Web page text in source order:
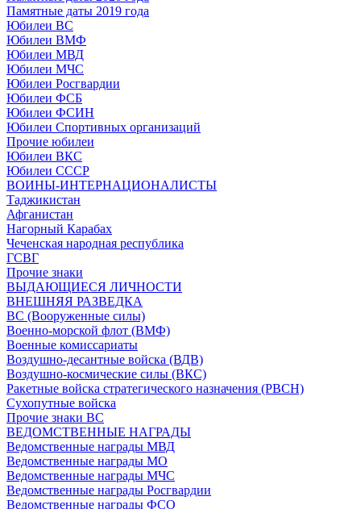
Памятные даты 2019 года
Юбилеи ВС
Юбилеи ВМФ
Юбилеи МВД
Юбилеи МЧС
Юбилеи Росгвардии
Юбилеи ФСБ
Юбилеи ФСИН
Юбилеи Спортивных организаций
Прочие юбилеи
Юбилеи ВКС
Юбилеи СССР
ВОИНЫ-ИНТЕРНАЦИОНАЛИСТЫ
Таджикистан
Афганистан
Нагорный Карабах
Чеченская народная республика
ГСВГ
Прочие знаки
ВЫДАЮЩИЕСЯ ЛИЧНОСТИ
ВНЕШНЯЯ РАЗВЕДКА
ВС (Вооруженные силы)
Военно-морской флот (ВМФ)
Военные комиссариаты
Воздушно-десантные войска (ВДВ)
Воздушно-космические силы (ВКС)
Ракетные войска стратегического назначения (РВСН)
Сухопутные войска
Прочие знаки ВС
ВЕДОМСТВЕННЫЕ НАГРАДЫ
Ведомственные награды МВД
Ведомственные награды МО
Ведомственные награды МЧС
Ведомственные награды Росгвардии
Ведомственные награды ФСО